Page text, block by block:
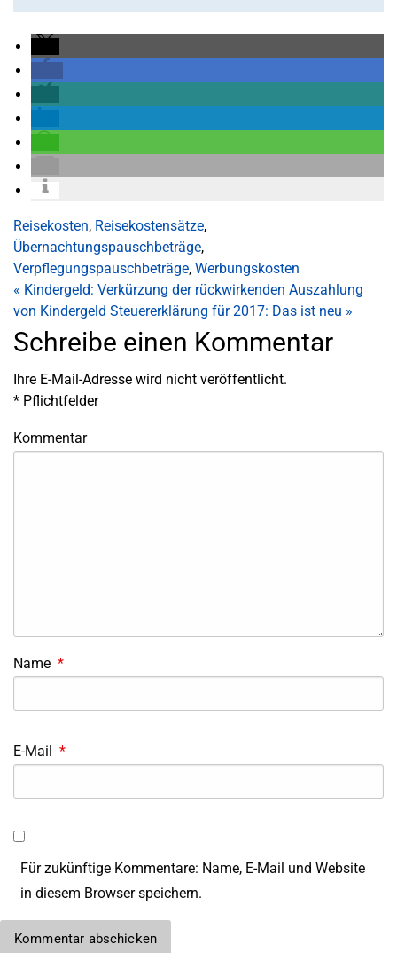
Reisekosten, Reisekostensätze,
Übernachtungspauschbeträge,
Verpflegungspauschbeträge, Werbungskosten
« Kindergeld: Verkürzung der rückwirkenden Auszahlung
von Kindergeld Steuererklärung für 2017: Das ist neu »
Schreibe einen Kommentar
Ihre E-Mail-Adresse wird nicht veröffentlicht.
* Pflichtfelder
Kommentar
Name *
E-Mail *
Für zukünftige Kommentare: Name, E-Mail und Website
in diesem Browser speichern.